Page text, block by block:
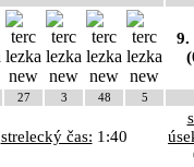
9.
27 3 48 5
strelecký čas: 1:40